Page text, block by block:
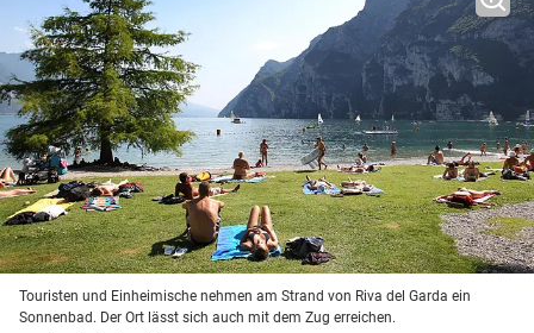
Touristen und Einheimische nehmen am Strand von Riva del Garda ein
Sonnenbad. Der Ort lässt sich auch mit dem Zug erreichen.